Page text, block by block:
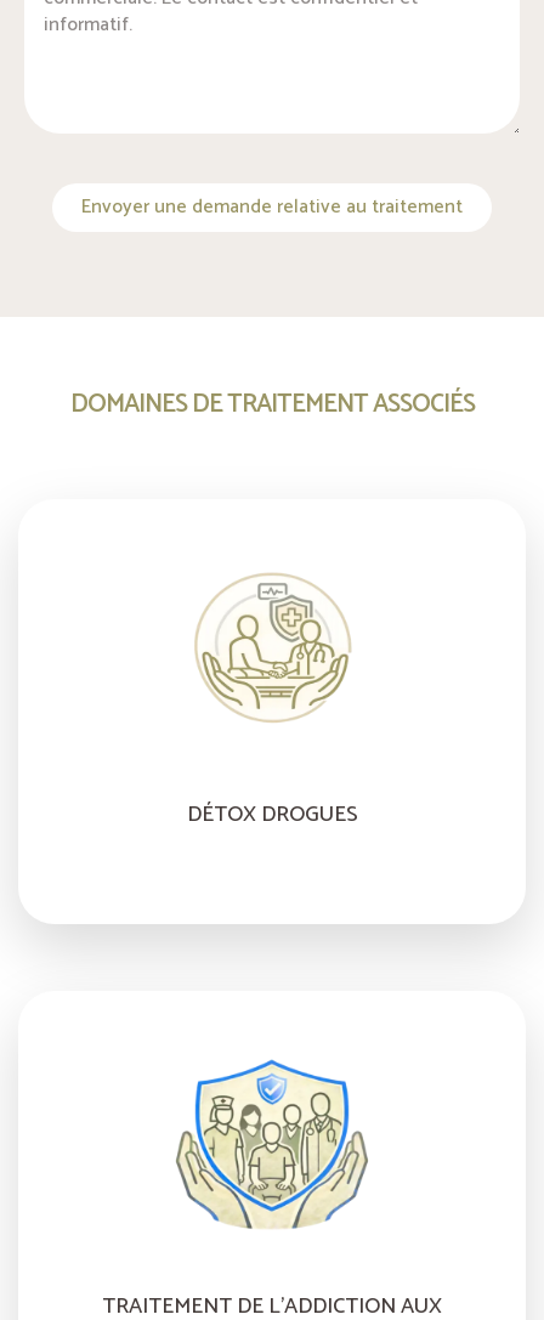
Envoyer une demande relative au traitement
DOMAINES DE TRAITEMENT ASSOCIÉS
DÉTOX DROGUES
TRAITEMENT DE L’ADDICTION AUX